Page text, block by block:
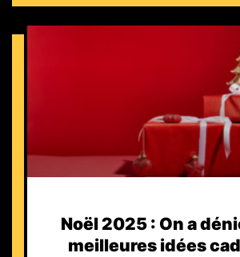
Noël 2025 : On a
meilleures idées